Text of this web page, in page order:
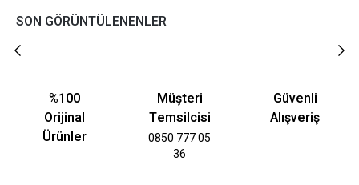
SON GÖRÜNTÜLENENLER
%100
Orijinal
Ürünler
Müşteri
Temsilcisi
0850 777 05
36
Güvenli
Alışveriş